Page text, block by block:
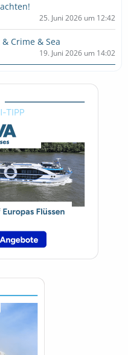
25. Juni 2026 um 12:42
Crime & Sea
19. Juni 2026 um 14:02